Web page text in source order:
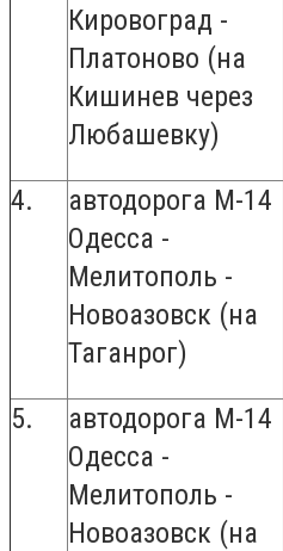
Кировоград -
Платоново (на
Кишинев через
Любашевку)
4.
автодорога М-14
Одесса -
Мелитополь -
Новоазовск (на
Таганрог)
5.
автодорога М-14
Одесса -
Мелитополь -
Новоазовск (на